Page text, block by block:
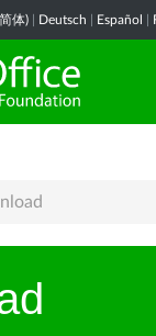
体) Deutsch Español